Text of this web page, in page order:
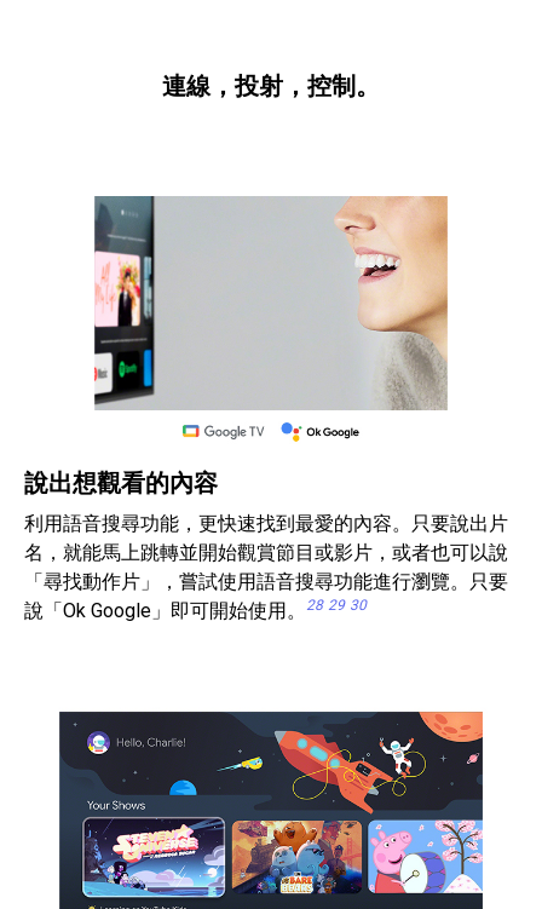
連線，投射，控制。
說出想觀看的內容
利用語音搜尋功能，更快速找到最愛的內容。只要說出片
名，就能馬上跳轉並開始觀賞節目或影片，或者也可以說
「尋找動作片」，嘗試使用語音搜尋功能進行瀏覽。只要
說「Ok Google」即可開始使用。
28 29 30